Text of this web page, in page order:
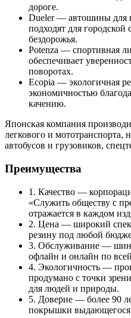
дороге.
Dueler — автошины для
подходят для
бездорожья.
Potenza — спортивная
обеспечивает
поворотах.
Ecopia — экологичная
экономичностью
качению.
Японская компания
легкового и мототранспорта,
автобусов и грузовиков,
Преимущества
1. Качество —
«Служить обществу с
отражается в каждом
2. Цена — широкий
резину под любой
3. Обслуживание —
офлайн и онлайн по
4. Экологичность —
продумано с точки
для людей и природы.
5. Доверие — более 90
покрышки выдающегося